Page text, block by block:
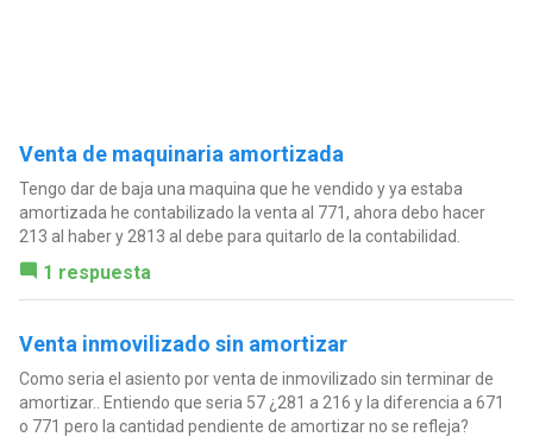
Venta de maquinaria amortizada
Tengo dar de baja una maquina que he vendido y ya estaba
amortizada he contabilizado la venta al 771, ahora debo hacer
213 al haber y 2813 al debe para quitarlo de la contabilidad.
1 respuesta
Venta inmovilizado sin amortizar
Como seria el asiento por venta de inmovilizado sin terminar de
amortizar.. Entiendo que seria 57 ¿281 a 216 y la diferencia a 671
o 771 pero la cantidad pendiente de amortizar no se refleja?